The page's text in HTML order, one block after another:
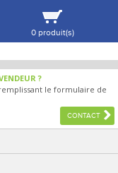
?
le formulaire de
CONTACT
0 produit(s)
VOIR MA SÉLECTION